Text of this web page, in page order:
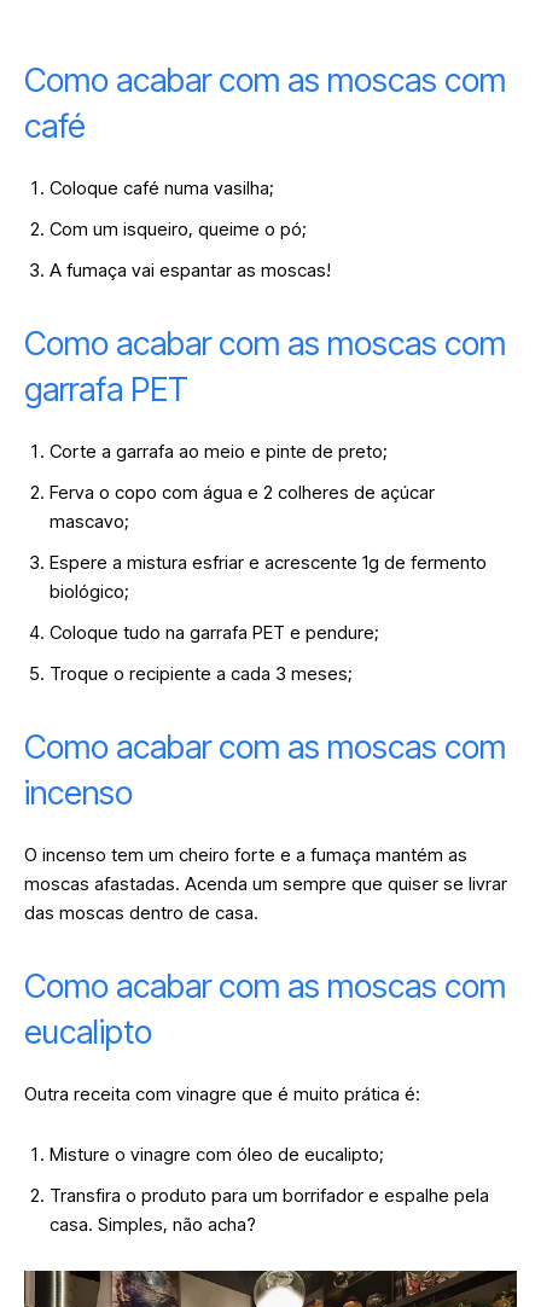
Como acabar com as moscas com
café
Coloque café numa vasilha;
Com um isqueiro, queime o pó;
A fumaça vai espantar as moscas!
Como acabar com as moscas com
garrafa PET
Corte a garrafa ao meio e pinte de preto;
Ferva o copo com água e 2 colheres de açúcar
mascavo;
Espere a mistura esfriar e acrescente 1g de fermento
biológico;
Coloque tudo na garrafa PET e pendure;
Troque o recipiente a cada 3 meses;
Como acabar com as moscas com
incenso
O incenso tem um cheiro forte e a fumaça mantém as
moscas afastadas. Acenda um sempre que quiser se livrar
das moscas dentro de casa.
Como acabar com as moscas com
eucalipto
Outra receita com vinagre que é muito prática é:
Misture o vinagre com óleo de eucalipto;
Transfira o produto para um borrifador e espalhe pela
casa. Simples, não acha?